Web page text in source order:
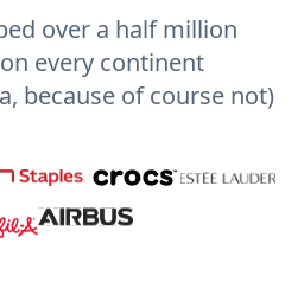
over a half million
every continent
because of course not)